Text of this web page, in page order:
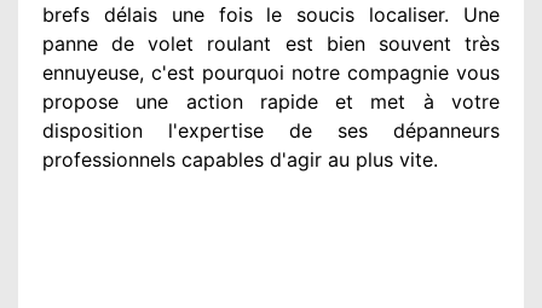
brefs délais une fois le soucis localiser. Une
panne de volet roulant est bien souvent très
ennuyeuse, c'est pourquoi notre compagnie vous
propose une actionrapide et met à votre
disposition l'expertise de ses dépanneurs
professionnels capables d'agir au plus vite.